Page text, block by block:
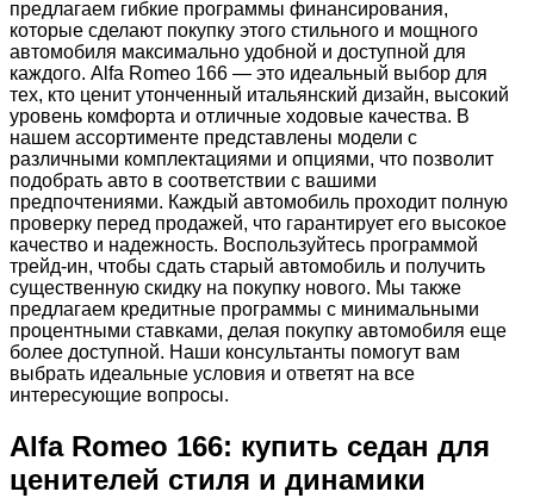
предлагаем гибкие программы финансирования,
которые сделают покупку этого стильного и мощного
автомобиля максимально удобной и доступной для
каждого. Alfa Romeo 166 — это идеальный выбор для
тех, кто ценит утонченный итальянский дизайн, высокий
уровень комфорта и отличные ходовые качества. В
нашем ассортименте представлены модели с
различными комплектациями и опциями, что позволит
подобрать авто в соответствии с вашими
предпочтениями. Каждый автомобиль проходит полную
проверку перед продажей, что гарантирует его высокое
качество и надежность. Воспользуйтесь программой
трейд-ин, чтобы сдать старый автомобиль и получить
существенную скидку на покупку нового. Мы также
предлагаем кредитные программы с минимальными
процентными ставками, делая покупку автомобиля еще
более доступной. Наши консультанты помогут вам
выбрать идеальные условия и ответят на все
интересующие вопросы.
Alfa Romeo 166: купить седан для
ценителей стиля и динамики